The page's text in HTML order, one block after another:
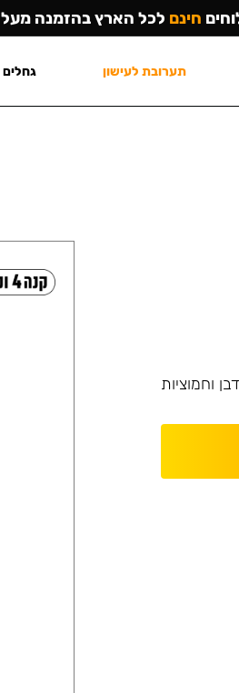
וחמוציות
חינם לכל הארץ בהזמנה מעל ₪449
תערובת לעישון גחלים